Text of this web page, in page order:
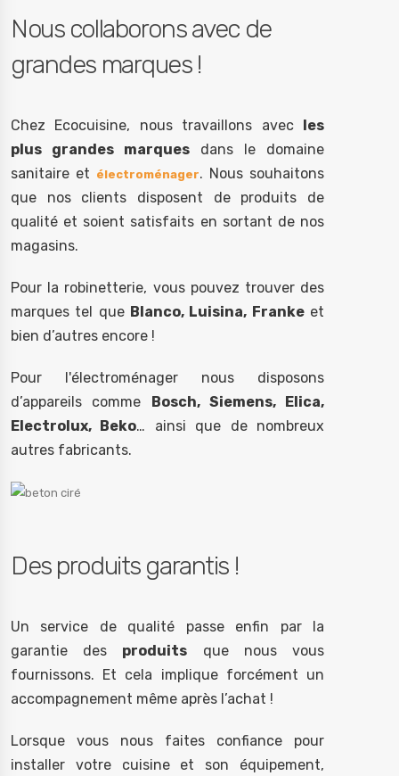
Nous collaborons avec de
grandes marques !
Chez Ecocuisine, nous travaillons avec les
plus grandes marques dans le domaine
sanitaire et électroménager. Nous souhaitons
que nos clients disposent de produits de
qualité et soient satisfaits en sortant de nos
magasins.
Pour la robinetterie, vous pouvez trouver des
marques tel que Blanco, Luisina, Frankeet
bien d’autres encore !
Pour l'électroménager nous disposons
d’appareils comme Bosch, Siemens, Elica,
Electrolux, Beko… ainsi que de nombreux
autres fabricants.
Des produits garantis !
Un service de qualité passe enfin par la
garantie des produits que nous vous
fournissons. Et cela implique forcément un
accompagnement même après l’achat !
Lorsque vous nous faites confiance pour
installer votre cuisine et son équipement,